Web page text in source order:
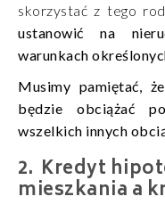
skorzystać z tego
ustanowić na
warunkach
Musimy pamiętać,
będzie obciążać
wszelkich innych
Kredyt
mieszkania a